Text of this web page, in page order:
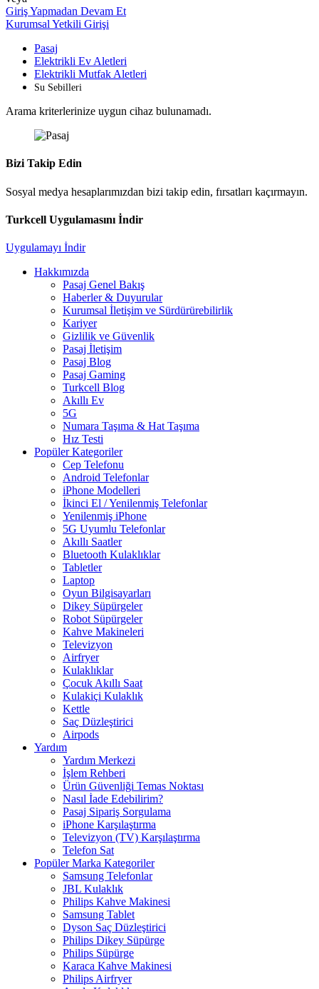
Giriş Yapmadan Devam Et
Kurumsal Yetkili Girişi
Pasaj
Elektrikli Ev Aletleri
Elektrikli Mutfak Aletleri
Su Sebilleri
Arama kriterlerinize uygun cihaz bulunamadı.
Bizi Takip Edin
Sosyal medya hesaplarımızdan bizi takip edin, fırsatları kaçırmayın.
Turkcell Uygulamasını İndir
Uygulamayı İndir
Hakkımızda
Pasaj Genel Bakış
Haberler & Duyurular
Kurumsal İletişim ve Sürdürürebilirlik
Kariyer
Gizlilik ve Güvenlik
Pasaj İletişim
Pasaj Blog
Pasaj Gaming
Turkcell Blog
Akıllı Ev
5G
Numara Taşıma & Hat Taşıma
Hız Testi
Popüler Kategoriler
Cep Telefonu
Android Telefonlar
iPhone Modelleri
İkinci El / Yenilenmiş Telefonlar
Yenilenmiş iPhone
5G Uyumlu Telefonlar
Akıllı Saatler
Bluetooth Kulaklıklar
Tabletler
Laptop
Oyun Bilgisayarları
Dikey Süpürgeler
Robot Süpürgeler
Kahve Makineleri
Televizyon
Airfryer
Kulaklıklar
Çocuk Akıllı Saat
Kulakiçi Kulaklık
Kettle
Saç Düzleştirici
Airpods
Yardım
Yardım Merkezi
İşlem Rehberi
Ürün Güvenliği Temas Noktası
Nasıl İade Edebilirim?
Pasaj Sipariş Sorgulama
iPhone Karşılaştırma
Televizyon (TV) Karşılaştırma
Telefon Sat
Popüler Marka Kategoriler
Samsung Telefonlar
JBL Kulaklık
Philips Kahve Makinesi
Samsung Tablet
Dyson Saç Düzleştirici
Philips Dikey Süpürge
Philips Süpürge
Karaca Kahve Makinesi
Philips Airfryer